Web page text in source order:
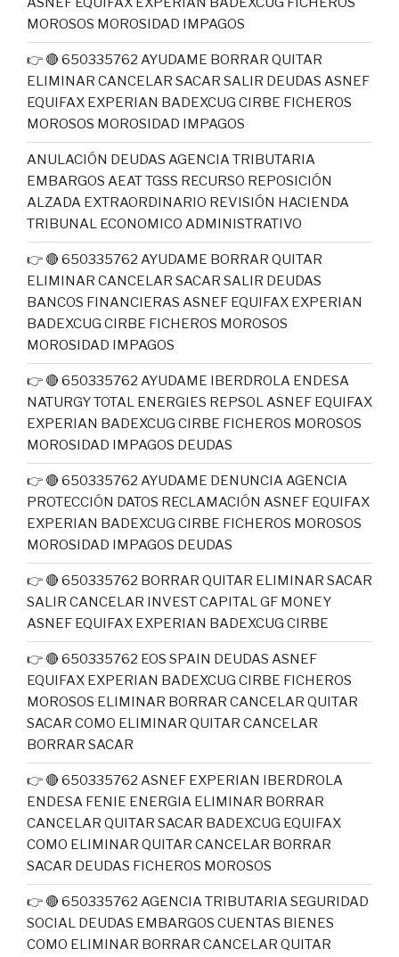
MOROSOS MOROSIDAD IMPAGOS
👉 🔴 650335762 AYUDAME BORRAR QUITAR
ELIMINAR CANCELAR SACAR SALIR DEUDAS ASNEF
EQUIFAX EXPERIAN BADEXCUG CIRBE FICHEROS
MOROSOS MOROSIDAD IMPAGOS
ANULACIÓN DEUDAS AGENCIA TRIBUTARIA
EMBARGOS AEAT TGSS RECURSO REPOSICIÓN
ALZADA EXTRAORDINARIO REVISIÓN HACIENDA
TRIBUNAL ECONOMICO ADMINISTRATIVO
👉 🔴 650335762 AYUDAME BORRAR QUITAR
ELIMINAR CANCELAR SACAR SALIR DEUDAS
BANCOS FINANCIERAS ASNEF EQUIFAX EXPERIAN
BADEXCUG CIRBE FICHEROS MOROSOS
MOROSIDAD IMPAGOS
👉 🔴 650335762 AYUDAME IBERDROLA ENDESA
NATURGY TOTAL ENERGIES REPSOL ASNEF EQUIFAX
EXPERIAN BADEXCUG CIRBE FICHEROS MOROSOS
MOROSIDAD IMPAGOS DEUDAS
👉 🔴 650335762 AYUDAME DENUNCIA AGENCIA
PROTECCIÓN DATOS RECLAMACIÓN ASNEF EQUIFAX
EXPERIAN BADEXCUG CIRBE FICHEROS MOROSOS
MOROSIDAD IMPAGOS DEUDAS
👉 🔴 650335762 BORRAR QUITAR ELIMINAR SACAR
SALIR CANCELAR INVEST CAPITAL GF MONEY
ASNEF EQUIFAX EXPERIAN BADEXCUG CIRBE
👉 🔴 650335762 EOS SPAIN DEUDAS ASNEF
EQUIFAX EXPERIAN BADEXCUG CIRBE FICHEROS
MOROSOS ELIMINAR BORRAR CANCELAR QUITAR
SACAR COMO ELIMINAR QUITAR CANCELAR
BORRAR SACAR
👉 🔴 650335762 ASNEF EXPERIAN IBERDROLA
ENDESA FENIE ENERGIA ELIMINAR BORRAR
CANCELAR QUITAR SACAR BADEXCUG EQUIFAX
COMO ELIMINAR QUITAR CANCELAR BORRAR
SACAR DEUDAS FICHEROS MOROSOS
👉 🔴 650335762 AGENCIA TRIBUTARIA SEGURIDAD
SOCIAL DEUDAS EMBARGOS CUENTAS BIENES
COMO ELIMINAR BORRAR CANCELAR QUITAR